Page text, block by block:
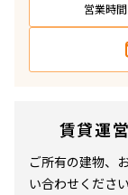
営業時
賃貸運
ご所有の建物、
い合わせください